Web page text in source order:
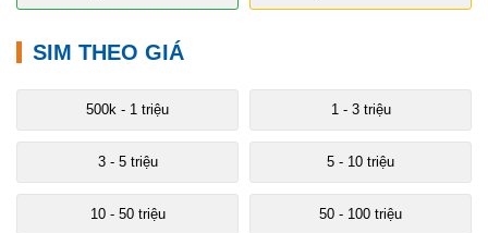
SIM THEO GIÁ
500k - 1 triệu 1 - 3 triệu
3 - 5 triệu 5 - 10 triệu
10 - 50 triệu 50 - 100 triệu